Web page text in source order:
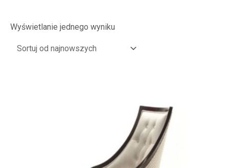
Wyświetlanie jednego wyniku